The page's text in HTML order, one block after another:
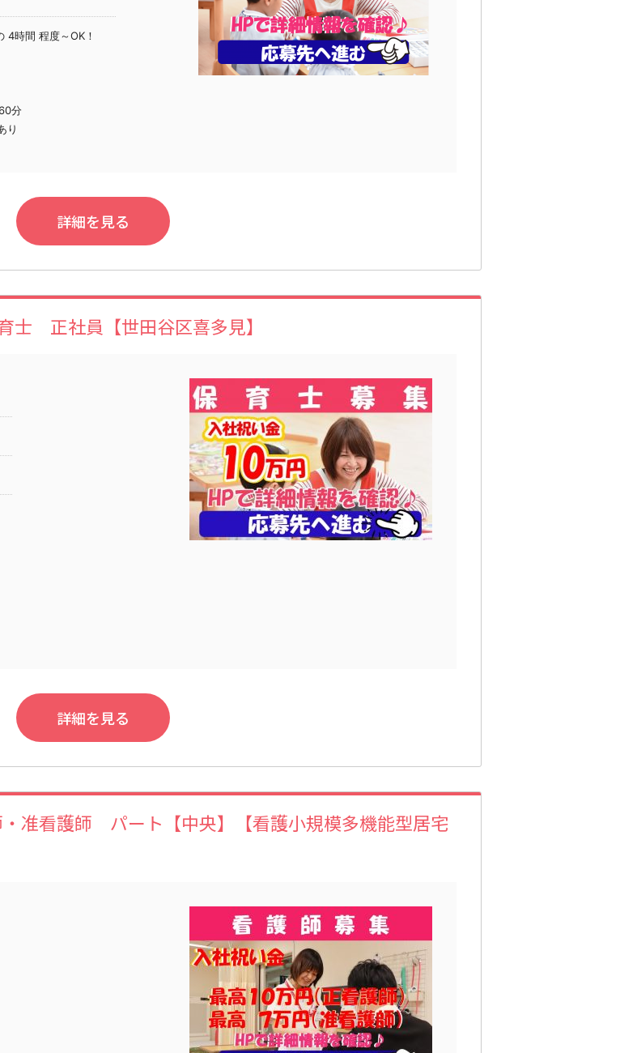
4時間 程度～OK！
分
り
詳細を見る
士 正社員【世田谷区喜多見】
詳細を見る
・准看護師 パート【中央】【看護小規模多機能型居宅